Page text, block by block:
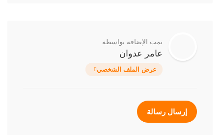
تمت الإضافة بواسطة
عامر عدوان
عرض الملف الشخصي
إرسال رسالة